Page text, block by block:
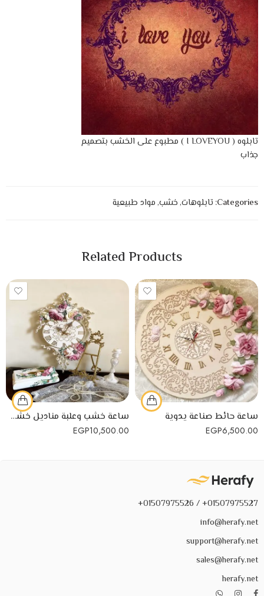
تابلوه ( I LOVEYOU ) مطبوع على الخشب بتصميم
جذاب
Categories: تابلوهات,خشب,مواد طبيعية
Related Products
ساعة حائط صناعة يدوية
EGP6,500.00
ساعة خشب وعلبة مناديل خشب منتج يدوي
EGP10,500.00
01507975527+ / 01507975526+
info@herafy.net
support@herafy.net
sales@herafy.net
herafy.net